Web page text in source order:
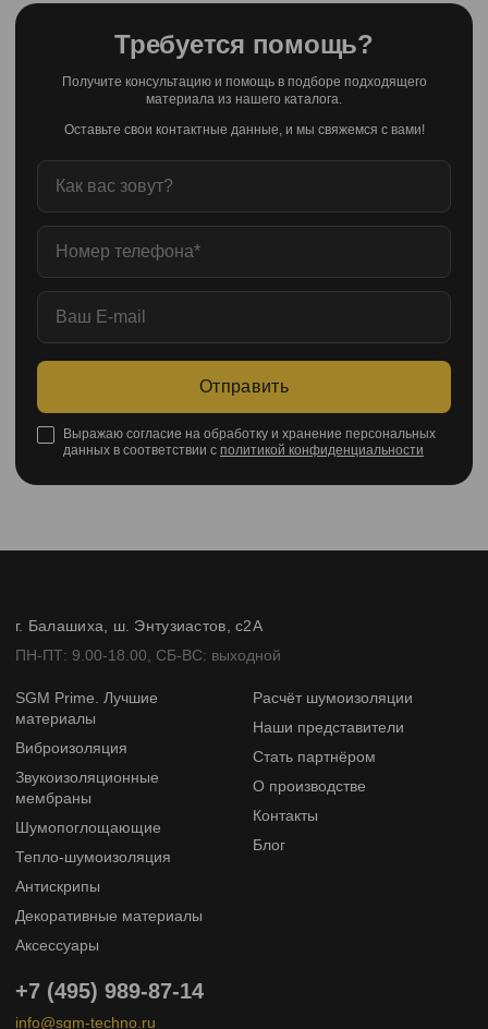
Требуется помощь?
Получите консультацию и помощь в подборе подходящего
материала из нашего каталога.
Оставьте свои контактные данные, и мы свяжемся с вами!
Отправить
Выражаю согласие на обработку и хранение персональных
данных в соответствии с политикой конфиденциальности
г. Балашиха, ш. Энтузиастов, с2А
ПН-ПТ: 9.00-18.00, СБ-ВС: выходной
SGM Prime. Лучшие
материалы
Виброизоляция
Звукоизоляционные
мембраны
Шумопоглощающие
Тепло-шумоизоляция
Антискрипы
Декоративные материалы
Аксессуары
Расчёт шумоизоляции
Наши представители
Стать партнёром
О производстве
Контакты
Блог
+7 (495) 989-87-14
info@sgm-techno.ru